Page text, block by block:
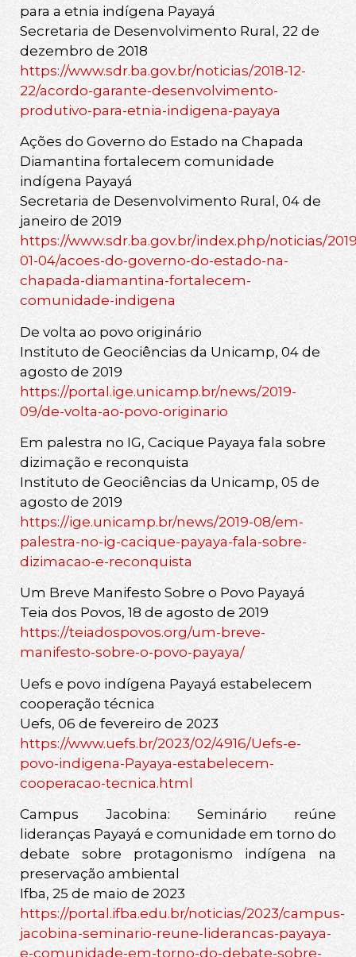
para a etnia indígena Payayá
Secretaria de Desenvolvimento Rural, 22 de
dezembro de 2018
https://www.sdr.ba.gov.br/noticias/2018-12-
22/acordo-garante-desenvolvimento-
produtivo-para-etnia-indigena-payaya
Ações do Governo do Estado na Chapada
Diamantina fortalecem comunidade
indígena Payayá
Secretaria de Desenvolvimento Rural, 04 de
janeiro de 2019
https://www.sdr.ba.gov.br/index.php/noticias/
01-04/acoes-do-governo-do-estado-na-
chapada-diamantina-fortalecem-
comunidade-indigena
De volta ao povo originário
Instituto de Geociências da Unicamp, 04 de
agosto de 2019
https://portal.ige.unicamp.br/news/2019-
09/de-volta-ao-povo-originario
Em palestra no IG, Cacique Payaya fala sobre
dizimação e reconquista
Instituto de Geociências da Unicamp, 05 de
agosto de 2019
https://ige.unicamp.br/news/2019-08/em-
palestra-no-ig-cacique-payaya-fala-sobre-
dizimacao-e-reconquista
Um Breve Manifesto Sobre o Povo Payayá
Teia dos Povos, 18 de agosto de 2019
https://teiadospovos.org/um-breve-
manifesto-sobre-o-povo-payaya/
Uefs e povo indígena Payayá estabelecem
cooperação técnica
Uefs, 06 de fevereiro de 2023
https://www.uefs.br/2023/02/4916/Uefs-e-
povo-indigena-Payaya-estabelecem-
cooperacao-tecnica.html
Campus Jacobina: Seminário reúne
lideranças Payayá e comunidade em torno do
debate sobre protagonismo indígena na
preservação ambiental
Ifba, 25 de maio de 2023
https://portal.ifba.edu.br/noticias/2023/campus-
jacobina-seminario-reune-liderancas-payaya-
e-comunidade-em-torno-do-debate-sobre-